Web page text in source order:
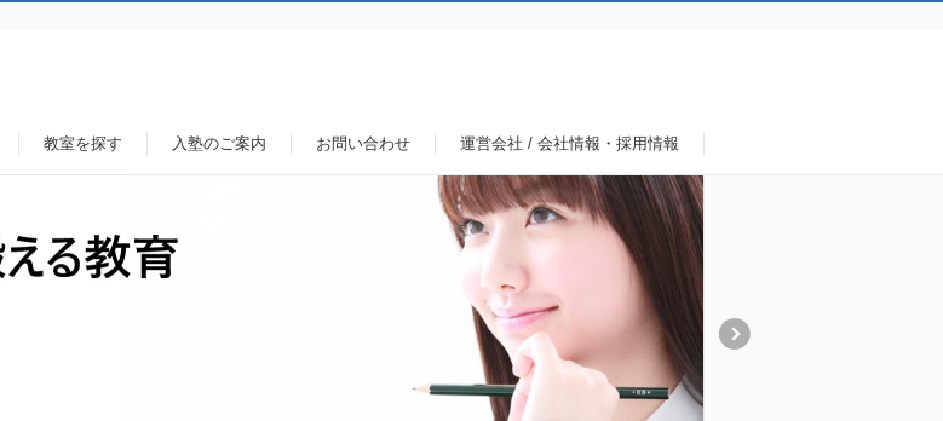
教室を探す 入塾のご案内 お問い合わせ 運営会社 / 会社情報・採用情報